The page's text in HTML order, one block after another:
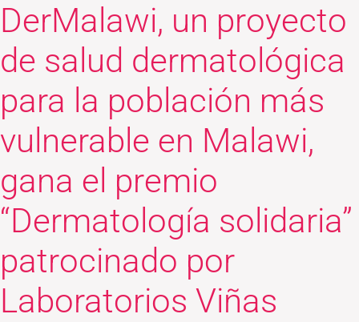
DerMalawi, un proyecto
de salud dermatológica
para la población más
vulnerable en Malawi,
gana el premio
“Dermatología solidaria”
patrocinado por
Laboratorios Viñas